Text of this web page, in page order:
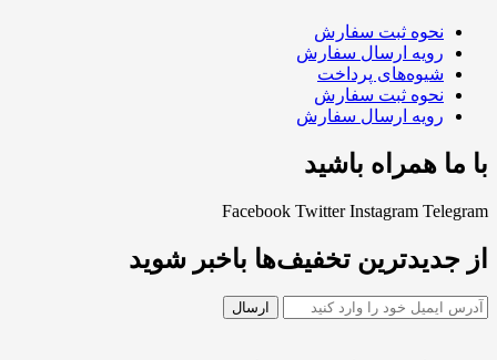
نحوه ثبت سفارش
رویه ارسال سفارش
شیوه‌های پرداخت
نحوه ثبت سفارش
رویه ارسال سفارش
با ما همراه باشید
Facebook Twitter Instagram Telegram
از جدیدترین تخفیف‌ها باخبر شوید